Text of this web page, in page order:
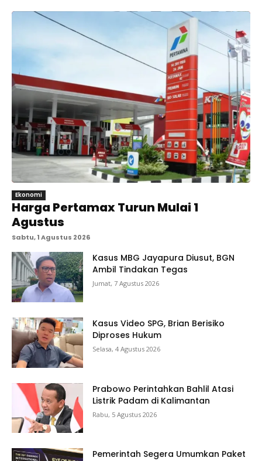
Ekonomi
Harga Pertamax Turun Mulai 1
Agustus
Sabtu, 1 Agustus 2026
Kasus MBG Jayapura Diusut, BGN
Ambil Tindakan Tegas
Jumat, 7 Agustus 2026
Kasus Video SPG, Brian Berisiko
Diproses Hukum
Selasa, 4 Agustus 2026
Prabowo Perintahkan Bahlil Atasi
Listrik Padam di Kalimantan
Rabu, 5 Agustus 2026
Pemerintah Segera Umumkan Paket